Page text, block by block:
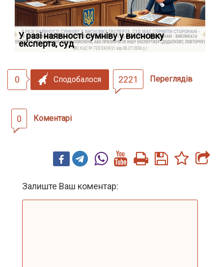
У разі наявності сумніву у висновку
експерта, суд
0 Сподобалося 2221 Переглядів
0 Коментарі
Залиште Ваш коментар: